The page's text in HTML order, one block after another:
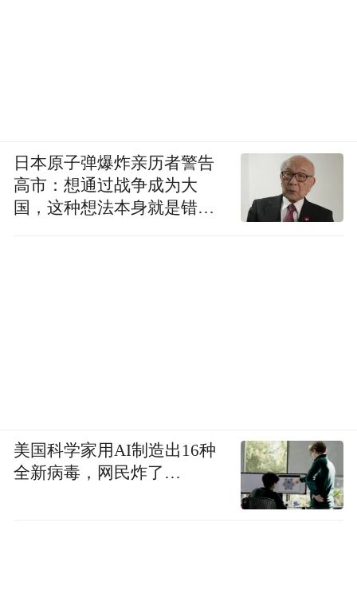
日本原子弹爆炸亲历者警告
高市：想通过战争成为大
国，这种想法本身就是错误
美国科学家用AI制造出16种
全新病毒，网民炸了…